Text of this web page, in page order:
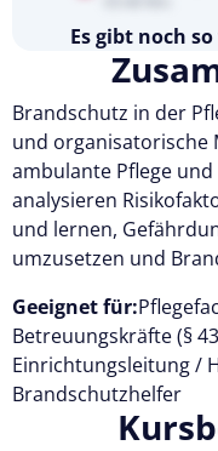
Es gibt noch
Testen Sie
Brandschutz in der
und organisatorische
ambulante Pflege
analysieren
und lernen,
umzusetzen und
Geeignet für:
Betreuungskräfte (§
Einrichtungsleitung /
Brandschutzhelfer